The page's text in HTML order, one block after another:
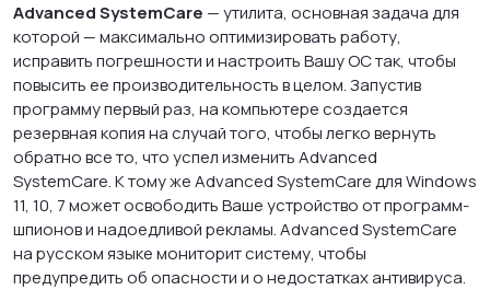
Advanced SystemCare — утилита, основная задача для
которой — максимально оптимизировать работу,
исправить погрешности и настроить Вашу ОС так, чтобы
повысить ее производительность в целом. Запустив
программу первый раз, на компьютере создается
резервная копия на случай того, чтобы легко вернуть
обратно все то, что успел изменить Advanced
SystemCare. К тому же Advanced SystemCare для Windows
11, 10, 7 может освободить Ваше устройство от программ-
шпионов и надоедливой рекламы. Advanced SystemCare
на русском языке мониторит систему, чтобы
предупредить об опасности и о недостатках антивируса.